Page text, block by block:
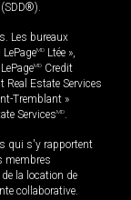
Les bureaux
MD Ltée »,
MD Credit
Real Estate Services
Tremblant »
ServicesMD.
qui s'y rapportent
membres
la location de
collaborative.